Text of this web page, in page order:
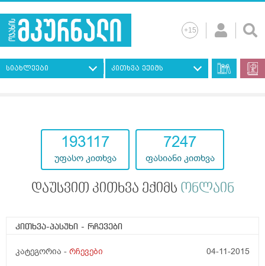
სიახლეები კითხვა ექიმს
193117
უფასო კითხვა
7247
ფასიანი კითხვა
დაუსვით კითხვა ექიმს ონლაინ
კითხვა-პასუხი - რჩევები
კატეგორია - რჩევები 04-11-2015